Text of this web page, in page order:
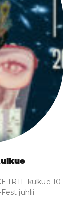
IRTI -kulkue 10
juhlii